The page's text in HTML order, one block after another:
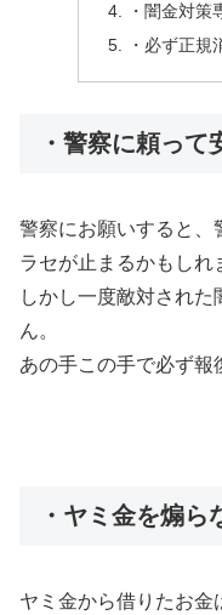
・闇金対策
・必ず正規
・警察に頼って
警察にお願いすると、
ラセが止まるかもしれ
しかし一度敵対され
ん。
あの手この手で必ず報
・ヤミ金を煽ら
ヤミ金から借りたお金